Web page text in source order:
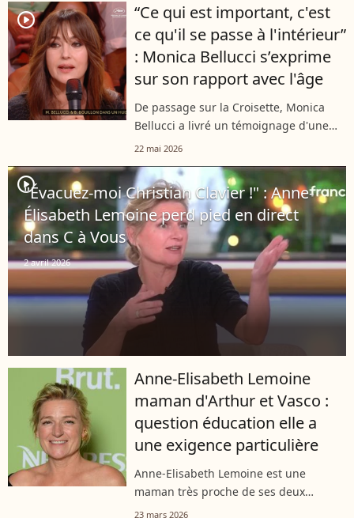
lundi 8 juin 2026 sur France 5,
l'animateur...
player2
“Ce qui est important, c'est
ce qu'il se passe à l'intérieur”
: Monica Bellucci s’exprime
sur son rapport avec l'âge
De passage sur la Croisette, Monica
Bellucci a livré un témoignage d'une
rare sincérité sur le plateau de
long-métrage profondément
féministe...
22 mai 2026
player2
"Évacuez-moi Christian Clavier !" : Anne-
Élisabeth Lemoine perd pied en direct
dans C à Vous
2 avril 2026
Anne-Elisabeth Lemoine
maman d'Arthur et Vasco :
question éducation elle a
une exigence particulière
Anne-Elisabeth Lemoine est une
maman très proche de ses deux
enfants, Arthur et Vasco. Dans les
23 mars 2026